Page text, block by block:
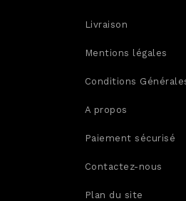
Livraison
Mentions légales
Conditions
A propos
Paiement sécurisé
Contactez-nous
Plan du site